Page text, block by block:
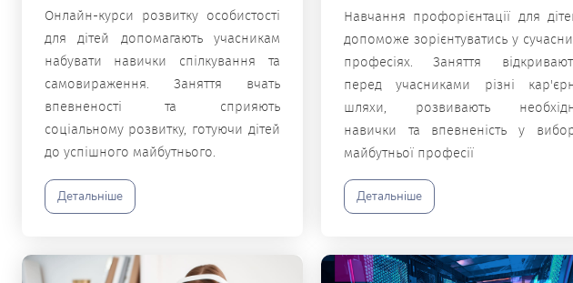
Онлайн-курси розвитку особистості
для дітей допомагають учасникам
набувати навички спілкування та
самовираження. Заняття вчать
впевненості та сприяють
соціальному розвитку, готуючи дітей
до успішного майбутнього.
Детальніше
Навчання профорієнтації для
допоможе зорієнтуватись у
професіях. Заняття
перед учасниками різні
шляхи, розвивають
навички та впевненість у
майбутньої професії
Детальніше